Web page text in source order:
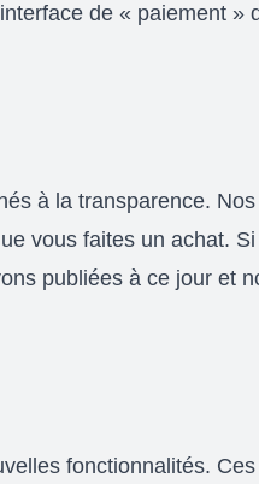
de « paiement »
à la transparence.
vous faites un achat.
publiées à ce jour et
fonctionnalités.